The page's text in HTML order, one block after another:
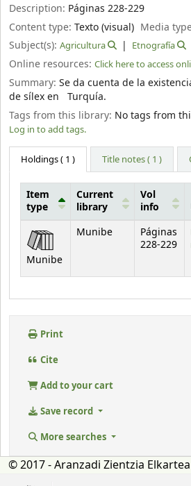
Description: Páginas 228-229
Content type: Texto (visual) Media
Subject(s): Agricultura Etnografía
Online resources: Click here to access
Summary: Se da cuenta de la
de sílex en Turquía.
Tags from this library: No tags from
Log in to add tags.
Holdings( 1 ) Title notes ( 1 )
Holdings
Item
type
Current
library
Vol
info
Munibe
Munibe
Páginas
228-229
Print
Cite
Add to your cart
Save record
More searches
© 2017 - Aranzadi Zientzia Elkartea